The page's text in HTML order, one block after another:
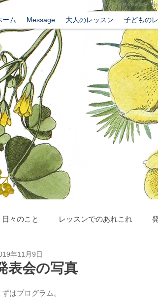
横浜市青葉区・川
ーム Message 大人のレッスン 子どもの
日々のこと レッスンでのあれこれ
の感染症対策
表会の写真
年11月9日
ずはプログラム。